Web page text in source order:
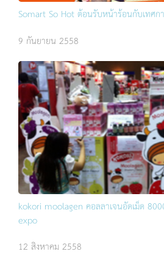
Somart So Hot ต้อนรับหน้าร้อนกับเทศ
9 กันยายน 2558
kokori moolagen คอลลาเจนอัดเม็ด
expo
12 สิงหาคม 2558